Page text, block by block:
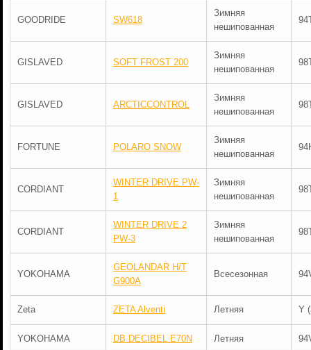
GOODRIDE SW618
Зимняя
нешипованная
GISLAVED SOFT FROST 200
Зимняя
нешипованная
GISLAVED ARCTICCONTROL
Зимняя
нешипованная
FORTUNE POLARO SNOW
Зимняя
нешипованная
CORDIANT
WINTER DRIVE PW-
1
Зимняя
нешипованная
CORDIANT
WINTER DRIVE 2
PW-3
Зимняя
нешипованная
YOKOHAMA
GEOLANDAR H/T
G900A
Всесезонная
Zeta ZETA Alventi Летняя Y
YOKOHAMA DB DECIBEL E70N Летняя